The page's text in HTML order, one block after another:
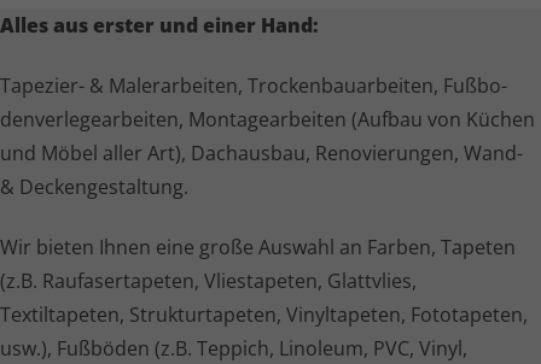
Alles aus erster und einer Hand:
Tapezier- & Malerarbeiten, Trocken­bau­ar­beiten, Fußbo­
den­ver­le­ge­ar­beiten, Monta­ge­ar­beiten (Aufbau von Küchen
und Möbel aller Art), Dachausbau, Renovierungen, Wand-
& Decken­ge­stal­tung.
Wir bieten Ihnen eine große Auswahl an Farben, Tapeten
(z.B. Raufa­ser­ta­peten, Vliestapeten, Glattvlies,
Textiltapeten, Struk­tur­ta­peten, Vinyltapeten, Fototapeten,
usw.), Fußböden (z.B. Teppich, Linoleum, PVC, Vinyl,